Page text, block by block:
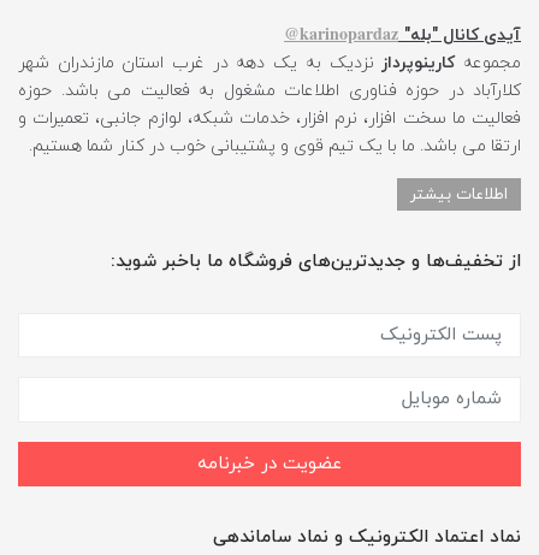
آیدی کانال "بله" karinopardaz@
مجموعهکارینوپرداز نزدیک به یک دهه در غرب استان مازندران شهر
کلارآباد در حوزه فناوری اطلاعات مشغول به فعالیت می باشد. حوزه
فعالیت ما سخت افزار، نرم افزار، خدمات شبکه، لوازم جانبی، تعمیرات و
ارتقا می باشد. ما با یک تیم قوی و پشتیبانی خوب در کنار شما هستیم.
اطلاعات بیشتر
از تخفیف‌ها و جدیدترین‌های فروشگاه ما باخبر شوید:
عضویت در خبرنامه
نماد اعتماد الکترونیک و نماد ساماندهی